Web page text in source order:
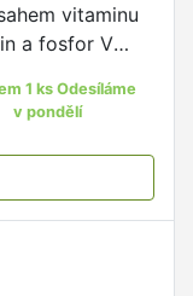
vitaminu
a fosfor V
1 ks Odesíláme
v pondělí